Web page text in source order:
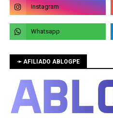
➛ AFILIADO ABLOGPE